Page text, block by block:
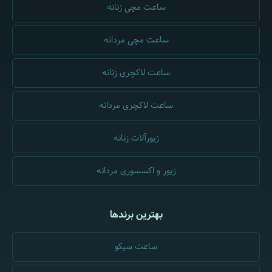
ساعت مچی زنانه
ساعت مچی مردانه
ساعت لاکچری زنانه
ساعت لاکچری مردانه
زیورآلات زنانه
زیور و اکسسوری مردانه
بهترین برندها
ساعت سیکو